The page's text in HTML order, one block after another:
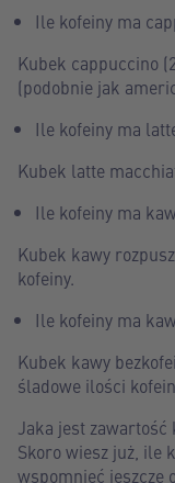
Ile kofeiny ma
Kubek cappuccino
(podobnie jak
Ile kofeiny ma
Kubek latte
Ile kofeiny ma
Kubek kawy
kofeiny.
Ile kofeiny ma
Kubek kawy
śladowe ilości
Jaka jest zawartość
Skoro wiesz już, ile
wspomnieć jeszcze